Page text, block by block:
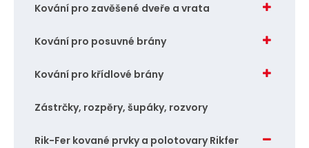
Kování pro zavěšené dveře a vrata
Kování pro posuvné brány
Kování pro křídlové brány
Zástrčky, rozpěry, šupáky, rozvory
Rik-Fer kované prvky a polotovary Rikfer